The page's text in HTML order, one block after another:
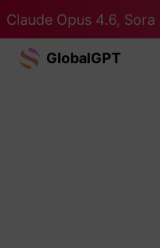
Claude Opus 4.6,
GlobalGPT